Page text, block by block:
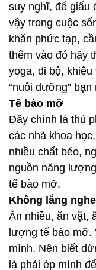
suy nghĩ, để giấu
vậy trong cuộc
khăn phức tạp,
thêm vào đó hãy
yoga, đi bộ,
“nuôi dưỡng”
Tế bào mỡ
Đây chính là thủ
các nhà khoa
nhiều chất béo,
nguồn năng
tế bào mỡ.
Không lắng
Ăn nhiều, ăn vặt,
lượng tế bào
mình. Nên biết
là phải ép mình